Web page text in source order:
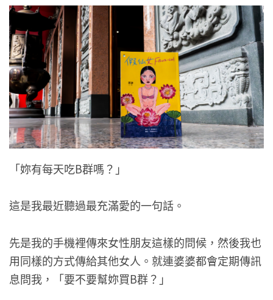
「妳有每天吃B群嗎？」
這是我最近聽過最充滿愛的一句話。
先是我的手機裡傳來女性朋友這樣的問候，然後我也
用同樣的方式傳給其他女人。就連婆婆都會定期傳訊
息問我，「要不要幫妳買B群？」